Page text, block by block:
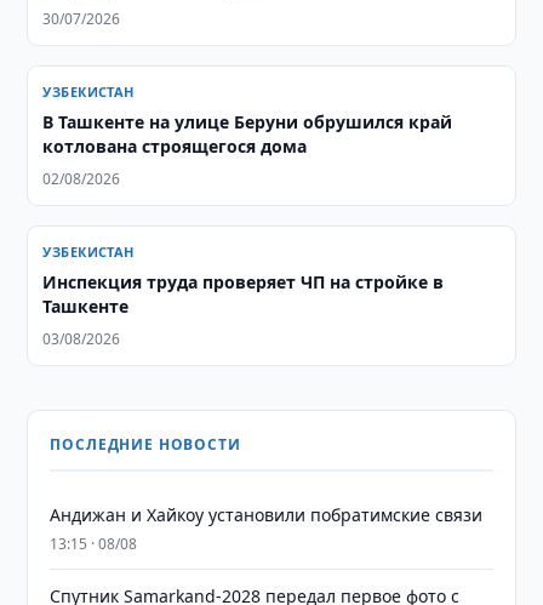
30/07/2026
УЗБЕКИСТАН
В Ташкенте на улице Беруни обрушился край
котлована строящегося дома
02/08/2026
УЗБЕКИСТАН
Инспекция труда проверяет ЧП на стройке в
Ташкенте
03/08/2026
ПОСЛЕДНИЕ НОВОСТИ
Андижан и Хайкоу установили побратимские связи
13:15 · 08/08
Спутник Samarkand-2028 передал первое фото с